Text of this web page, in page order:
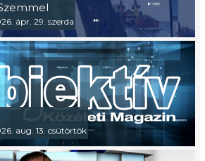
ápr. 29. szerda
aug. 13. csütörtök